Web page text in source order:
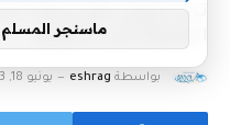
ترند اليوم: فوز سهل
الطاولة على النرويج
بواسطة eshrag يونيو 18, 2023
ماسنجر المسلم